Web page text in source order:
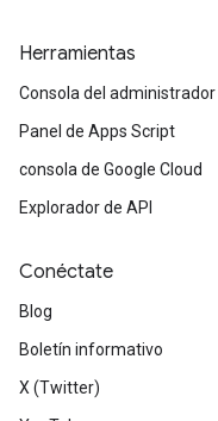
Herramientas
Consola del administrador
Panel de Apps Script
consola de Google Cloud
Explorador de API
Conéctate
Blog
Boletín informativo
X (Twitter)